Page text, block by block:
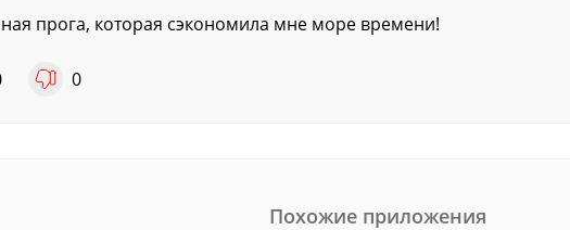
прога, которая сэкономила мне море времени!
0
Похожие приложения